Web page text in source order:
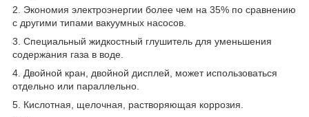
2. Экономия электроэнергии более чем на 35% по сравнению
с другими типами вакуумных насосов.
3. Специальный жидкостный глушитель для уменьшения
содержания газа в воде.
4. Двойной кран, двойной дисплей, может использоваться
отдельно или параллельно.
5. Кислотная, щелочная, растворяющая коррозия.